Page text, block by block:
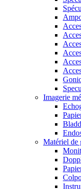
Imagerie
Matériel de